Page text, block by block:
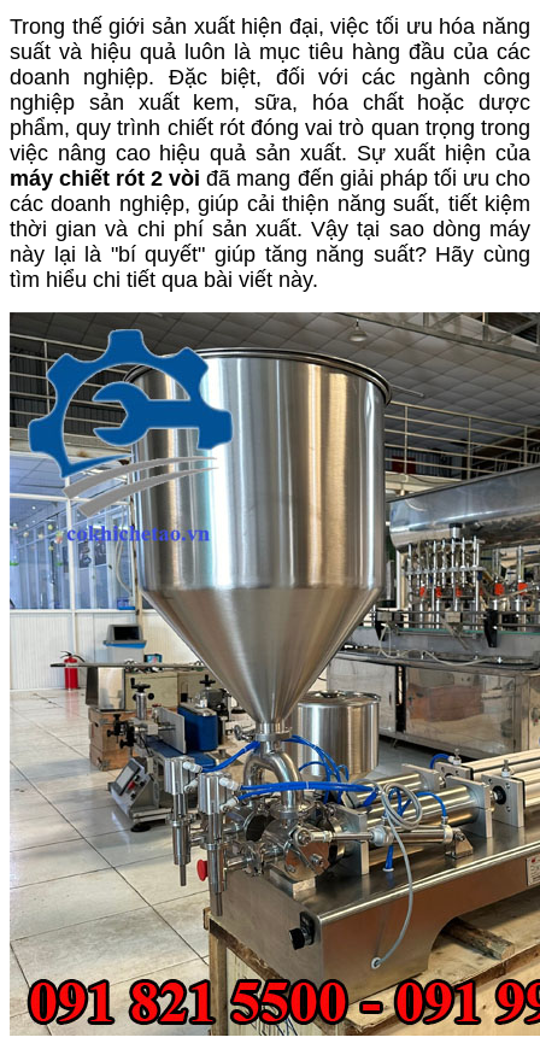
Trong thế giới sản xuất hiện đại, việc tối ưu hóa năng
suất và hiệu quả luôn là mục tiêu hàng đầu của các
doanh nghiệp. Đặc biệt, đối với các ngành công
nghiệp sản xuất kem, sữa, hóa chất hoặc dược
phẩm, quy trình chiết rót đóng vai trò quan trọng trong
việc nâng cao hiệu quả sản xuất. Sự xuất hiện của
máy chiết rót 2 vòiđã mang đến giải pháp tối ưu cho
các doanh nghiệp, giúp cải thiện năng suất, tiết kiệm
thời gian và chi phí sản xuất. Vậy tại sao dòng máy
này lại là "bí quyết" giúp tăng năng suất? Hãy cùng
tìm hiểu chi tiết qua bài viết này.